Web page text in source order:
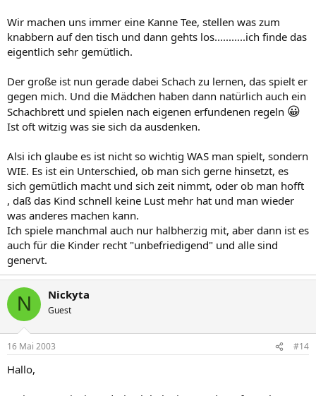
Wir machen uns immer eine Kanne Tee, stellen was zum
knabbern auf den tisch und dann gehts los...........ich finde das
eigentlich sehr gemütlich.
Der große ist nun gerade dabei Schach zu lernen, das spielt er
gegen mich. Und die Mädchen haben dann natürlich auch ein
Schachbrett und spielen nach eigenen erfundenen regeln 😀
Ist oft witzig was sie sich da ausdenken.
Alsi ich glaube es ist nicht so wichtig WAS man spielt, sondern
WIE. Es ist ein Unterschied, ob man sich gerne hinsetzt, es
sich gemütlich macht und sich zeit nimmt, oder ob man hofft
, daß das Kind schnell keine Lust mehr hat und man wieder
was anderes machen kann.
Ich spiele manchmal auch nur halbherzig mit, aber dann ist es
auch für die Kinder recht "unbefriedigend" und alle sind
genervt.
N Nickyta
Guest
16 Mai 2003 #14
Hallo,